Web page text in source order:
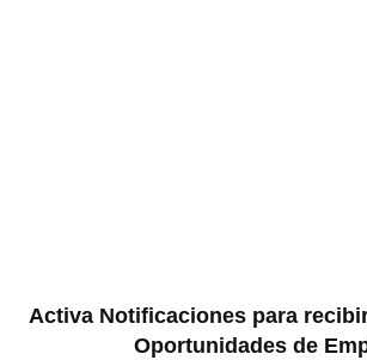
Activa Notificaciones para
Oportunidades de